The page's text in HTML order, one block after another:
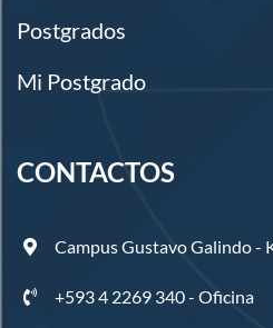
Postgrados
Mi Postgrado
CONTACTOS
Campus Gustavo Galindo -
+593 4 2269 340 - Oficina